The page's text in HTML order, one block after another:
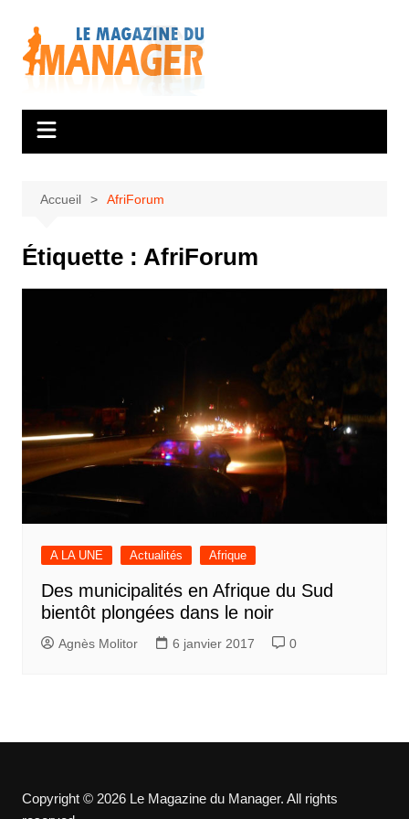
contenu
Accueil AfriForum
Étiquette : AfriForum
A LA UNE Actualités Afrique
Des municipalités en Afrique du Sud
bientôt plongées dans le noir
Agnès Molitor 6 janvier 2017 0
Copyright © 2026 Le Magazine du Manager. All rights